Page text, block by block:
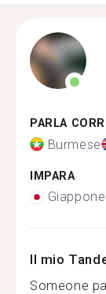
PARLA
Burmese
IMPARA
Il mio
Someone